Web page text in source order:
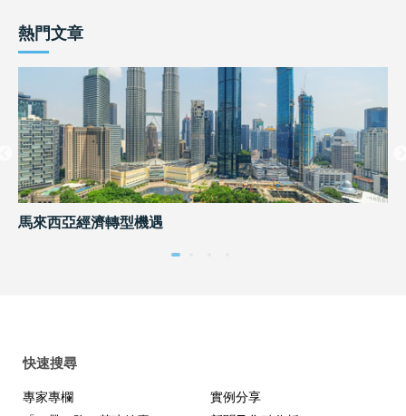
熱門文章
馬來西亞經濟轉型機遇
快速搜尋
專家專欄
實例分享